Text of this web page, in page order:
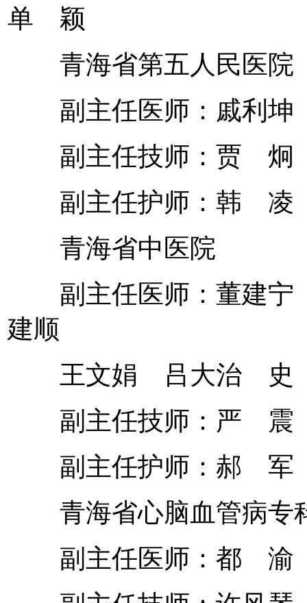
单 颖
青海省第五人民医院
副主任医师：戚利
副主任技师：贾 炯
副主任护师：韩
青海省中医院
副主任医师：董建
建顺
王文娟 吕大治 史
副主任技师：严 震
副主任护师：郝 军
青海省心脑血管病专
副主任医师：都 渝